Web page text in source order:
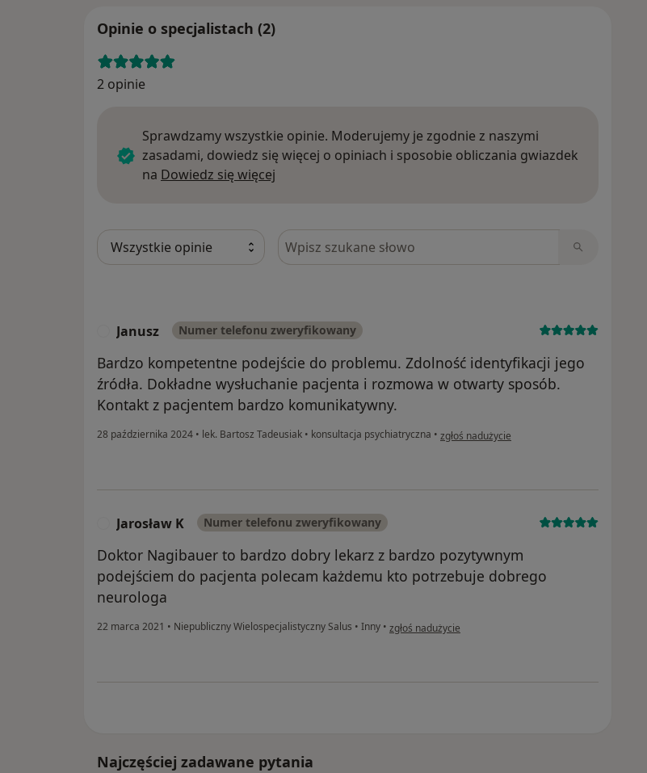
Opinie o specjalistach (2)
2 opinie
Sprawdzamy wszystkie opinie. Moderujemy je zgodnie z naszymi
zasadami, dowiedz się więcej o opiniach i sposobie obliczania gwiazdek
na Dowiedz się więcej
Szukaj w opiniach
Janusz Numer telefonu zweryfikowany
Bardzo kompetentne podejście do problemu. Zdolność identyfikacji jego
źródła. Dokładne wysłuchanie pacjenta i rozmowa w otwarty sposób.
Kontakt z pacjentem bardzo komunikatywny.
28 października 2024 • lek. Bartosz Tadeusiak • konsultacja psychiatryczna • w opinii użytkownika Janusz
zgłoś nadużycie
Jarosław K Numer telefonu zweryfikowany
Doktor Nagibauer to bardzo dobry lekarz z bardzo pozytywnym
podejściem do pacjenta polecam każdemu kto potrzebuje dobrego
neurologa
22 marca 2021 • Niepubliczny Wielospecjalistyczny Salus • Inny • w opinii użytkownika Jarosław K
zgłoś nadużycie
Najczęściej zadawane pytania